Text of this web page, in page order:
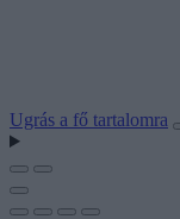
Ugrás a fő tartalomra